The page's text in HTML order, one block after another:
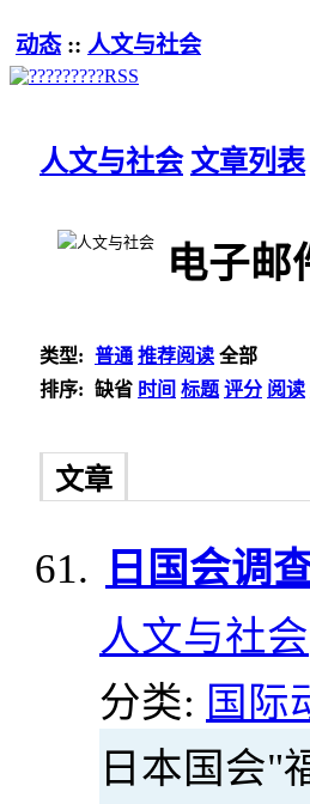
动态:: 人文与社会
人文与社会 文章列表
电子邮
类型: 普通 推荐阅读 全部
排序: 缺省 时间 标题 评分 阅读
文章
日国会调
人文与社会
分类: 国际
日本国会"